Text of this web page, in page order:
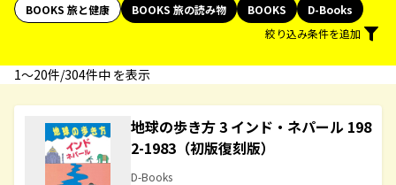
BOOKS 旅と健康
BOOKS 旅の読み物 BOOKS
D-Books
絞り込み条件を追加
1〜20件/304件中 を表示
地球の歩き方 3 インド・ネパール 198
2-1983（初版復刻版）
D-Books